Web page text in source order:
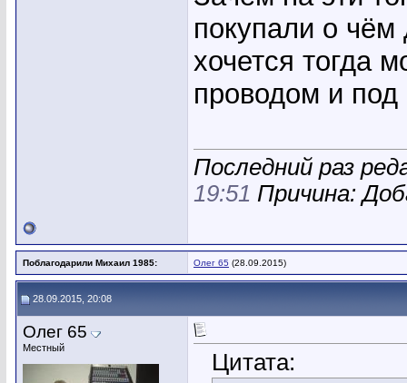
покупали о
хочется тогда
проводом и под
Последний раз
19:51 Причина:
Поблагодарили Михаил 1985: Олег 65 (28.09.2015)
28.09.2015, 20:08
Олег 65
Местный
Цитата: